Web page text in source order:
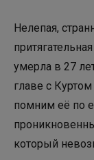
Нелепая,
умерла в 27
главе с
помним её по
который